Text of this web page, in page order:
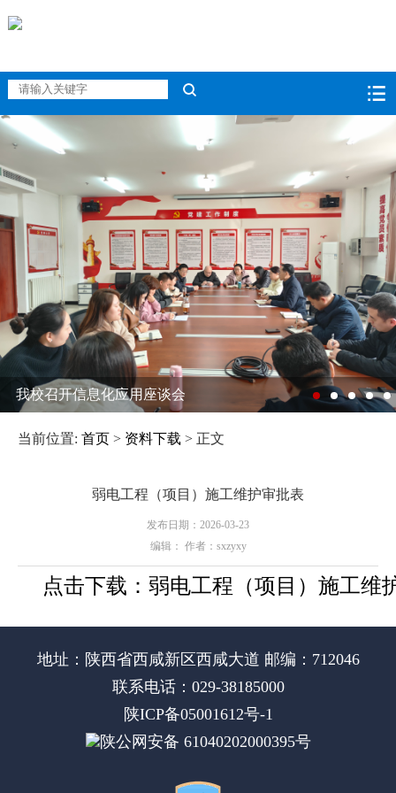
我校召开信息化应用座谈会
当前位置: 首页 > 资料下载 > 正文
弱电工程（项目）施工维护审批表
发布日期：2026-03-23
编辑： 作者：sxzyxy
点击下载： 弱电工程（项目）施工维
地址：陕西省西咸新区西咸大道 邮编：712046
联系电话：029-38185000
陕ICP备05001612号-1
陕公网安备 61040202000395号